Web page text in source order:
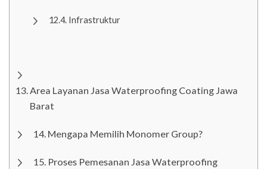
Infrastruktur
Area Layanan Jasa Waterproofing Coating Jawa
Barat
Mengapa Memilih Monomer Group?
Proses Pemesanan Jasa Waterproofing